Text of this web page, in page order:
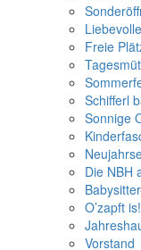
Freie
Schifferl
Sonnige
Die NBH
O’zapft
Vorstand